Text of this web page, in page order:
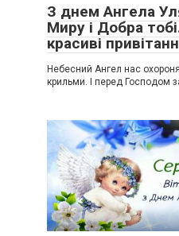
З днем Ангела
Миру і Добра
красиві
Небесний Ангел нас
крильми. І перед Господом